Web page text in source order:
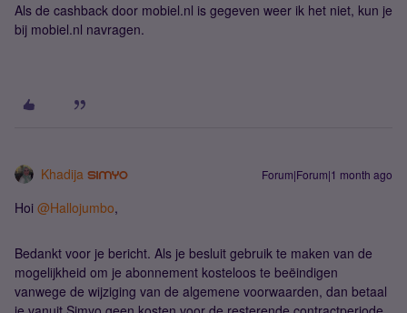
Als de cashback door mobiel.nl is gegeven weer ik het niet, kun je
bij mobiel.nl navragen.
Khadija Forum|Forum|1 month ago
Hoi ​ @Hallojumbo,
Bedankt voor je bericht. Als je besluit gebruik te maken van de
mogelijkheid om je abonnement kosteloos te beëindigen
vanwege de wijziging van de algemene voorwaarden, dan betaal